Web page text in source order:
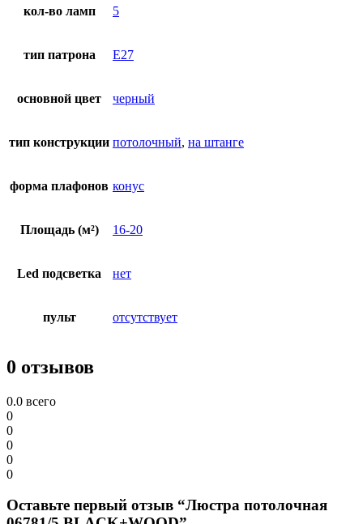
кол-во ламп 5
тип патрона E27
основной цвет черный
тип конструкции потолочный, на штанге
форма плафонов конус
Площадь (м²) 16-20
Led подсветка нет
пульт отсутствует
0 отзывов
0.0 всего
0
0
0
0
0
Оставьте первый отзыв “Люстра потолочная